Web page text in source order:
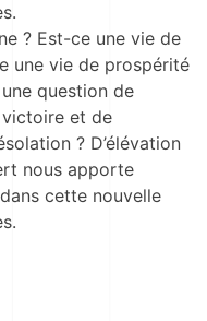
? Est-ce une vie de
une vie de prospérité
question de
et de
? D’élévation
nous apporte
cette nouvelle